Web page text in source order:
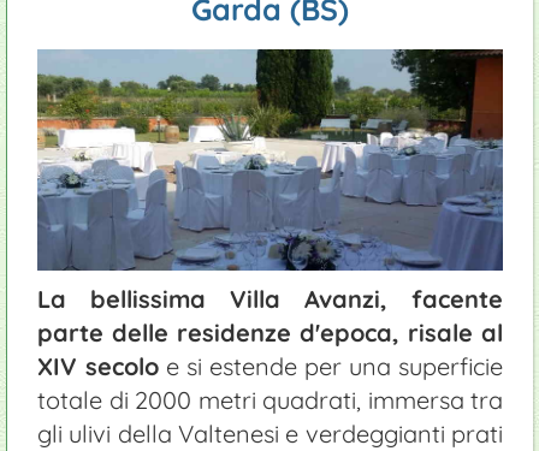
Chiesa di Santa Maria
Campeggi
Fast food
Ristoranti
Equitazione
Serre e vivai
Prodotti tipici: Vino Groppello
Manutenzione piscine
Giardinieri
Garda (BS)
La bellissima Villa Avanzi, facente
parte delle residenze d'epoca, risale al
XIV secolo e si estende per una superficie
totale di 2000 metri quadrati, immersa tra
gli ulivi della Valtenesi e verdeggianti prati